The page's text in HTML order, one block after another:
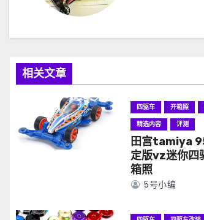
相关文章
四驱车 开箱照
精选内容
评测
田宫tamiya
定版vz迷你四
箱照
5号小编